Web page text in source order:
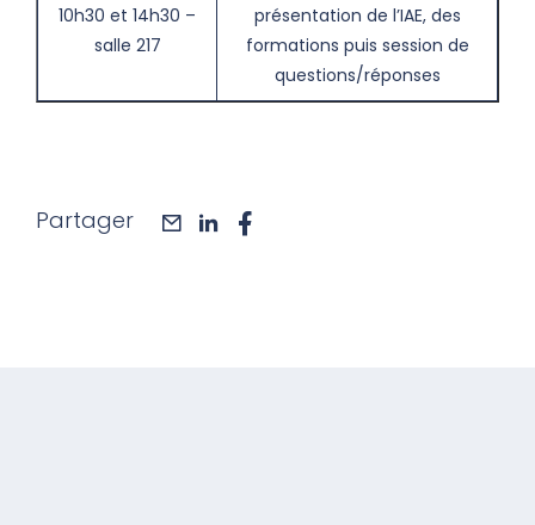
10h30 et 14h30 –
salle 217
présentation de l’IAE, des
formations puis session de
questions/réponses
Partager maillinkedin